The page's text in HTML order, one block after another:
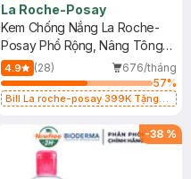
La Roche-Posay
Kem Chống Nắng La Roche-
Posay Phổ Rộng, Nâng Tông
Kiềm Dầu 50ml
4.9 (28)
676/tháng
57%
Bill La roche-posay 399K Tặng
(SL có hạn)
-38 %